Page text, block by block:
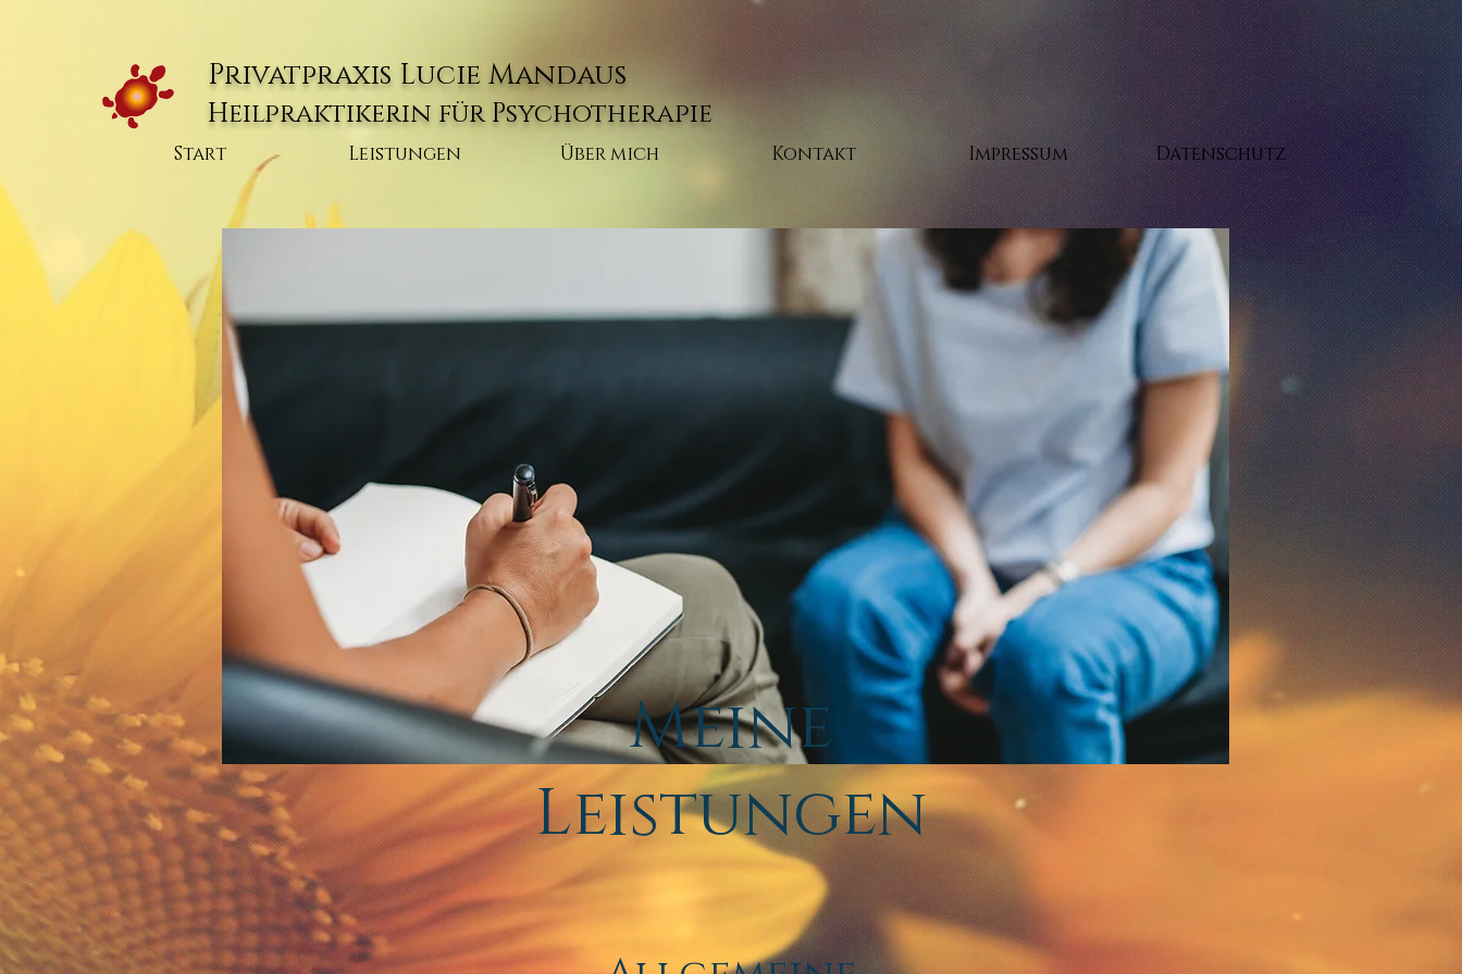
Privatpraxis Lucie Mandaus
Heilpraktikerin für Psychotherapie
Start Leistungen Über mich Kontakt Impressum Datenschutz
Meine
Leistungen